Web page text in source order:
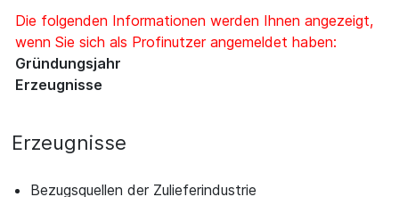
Die folgenden Informationen werden Ihnen angezeigt,
wenn Sie sich als Profinutzer angemeldet haben:
Gründungsjahr
Erzeugnisse
Erzeugnisse
Bezugsquellen der Zulieferindustrie